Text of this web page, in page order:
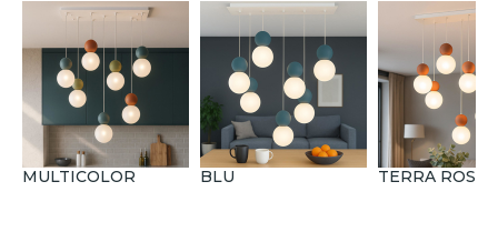
MULTICOLOR BLU TERRA ROSSA